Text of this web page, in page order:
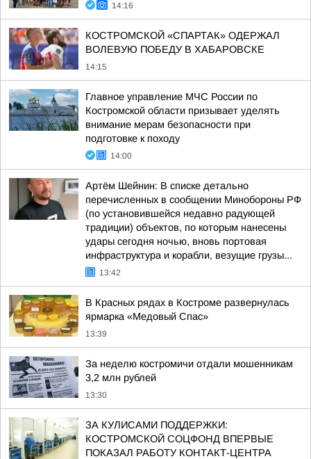
14:16
КОСТРОМСКОЙ «СПАРТАК» ОДЕРЖАЛ
ВОЛЕВУЮ ПОБЕДУ В ХАБАРОВСКЕ
14:15
Главное управление МЧС России по
Костромской области призывает уделять
внимание мерам безопасности при
подготовке к походу
14:00
Артём Шейнин: В списке детально
перечисленных в сообщении Минобороны РФ
(по установившейся недавно радующей
традиции) объектов, по которым нанесены
удары сегодня ночью, вновь портовая
инфраструктура и корабли, везущие грузы...
13:42
В Красных рядах в Костроме развернулась
ярмарка «Медовый Спас»
13:39
За неделю костромичи отдали мошенникам
3,2 млн рублей
13:30
ЗА КУЛИСАМИ ПОДДЕРЖКИ:
КОСТРОМСКОЙ СОЦФОНД ВПЕРВЫЕ
ПОКАЗАЛ РАБОТУ КОНТАКТ-ЦЕНТРА